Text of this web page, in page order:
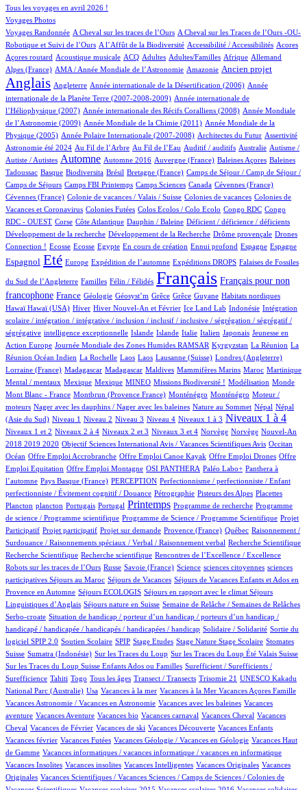
Tous les voyages en avril 2026 !
109/649
Voyages Photos
87/649
Voyages Randonnée
5/649 A Cheval sur les traces de l’Ours
4/649
A Cheval sur les Traces de l’Ours -OU-
Robotique et Suivi de l’Ours
2/649 A l’Affût de la Biodiversité
1/649 Accessibilité / Accessibilités
2/649 Acores
1/649
Açores routard
2/649 Acoustique musicale
53/649 ACQ
23/649 Adultes
19/649 Adultes/Familles
4/649 Afrique
31/649 Allemand
21/649
Alpes (France)
13/649 AMA / Année Mondiale de l’Astronomie
2/649 Amazonie
206/649 Ancien projet
510/649
Anglais
74/649 Angleterre
6/649 Année internationale de la Désertification (2006)
13/649
Année
internationale de la Planète Terre (2007-2008-2009)
4/649
Année internationale de
l’Héliophysique (2007)
1/649 Année internationale des Récifs Coralliens (2008)
13/649
Année Mondiale
de l’Astronomie (2009)
2/649 Année Mondiale de la Chimie (2011)
14/649
Année Mondiale de la
Physique (2005)
5/649 Année Polaire Internationale (2007-2008)
2/649 Architectes du Futur
1/649 Assertivité
20/649
Astronomie été 2024
15/649 Au Fil de l’Arbre
7/649 Au Fil de l’Eau
1/649 Auditif / auditifs
1/649 Australie
1/649
Autisme /
Autiste / Autistes
296/649 Automne
4/649 Automne 2016
4/649 Auvergne (France)
1/649 Baleines Açores
2/649
Baleines
Tadoussac
1/649 Basque
60/649 Biodiversita
1/649 Brésil
11/649 Bretagne (France)
54/649
Camps de Séjour / Camp de Séjour /
Camps de Séjours
2/649 Camps FBI Printemps
4/649 Camps Sciences
5/649 Canada
2/649 Cévennes (France)
1/649
Cévennes (France)
1/649 Colonie de vacances / Valais / Suisse
3/649 Colonies de vacances
4/649
Colonies de
Vacances et Coronavirus
1/649 Colonies Futées
1/649 Colos Ecolos / Colo Ecolo
1/649 Congo RDC
4/649
Congo
RDC - OUEST
1/649 Corse
12/649 Côte Atlantique
1/649 Dauphin / Baleine
1/649 Déficient / déficience / déficients
1/649
Développement de la recherche
1/649 Développement de la Recherche
1/649 Drôme provençale
12/649
Drones
Connection !
1/649 Ecosse
1/649 Ecosse
2/649 Egypte
10/649 En cours de création
1/649 Ennui profond
29/649 Espagne
17/649 Espagne
182/649
Espagnol
474/649 Eté
10/649 Europe
77/649 Expédition de l’automne
124/649 Expéditions DROPS
4/649 Falaises de Fossiles
du Sud de l’Angleterre Familles Félin / Félidés Français Français pour non
francophone
196/649 France
22/649 Géologie
1/649 Géosyst’m
1/649 Grêce
1/649 Grêce
1/649 Guyane
4/649 Habitats nordiques
1/649
Hawaï
1/649Hawaï (USA)
119/649 Hiver
21/649 Hiver Nouvel-An et Février
7/649 Ice Land Lab
2/649 Indonésie
1/649
Intégration
scolaire / intégration / intégrative / inclusion / inclusif / inclusive / ségrégation / ségrégatif /
ségrégative
1/649 intelligence exceptionnelle
8/649 Islande
7/649 Islande
1/649 Italie
37/649 Italien
4/649 Japonais
2/649
Jeunesse en
Action Europe
5/649 Journée Mondiale des Zones Humides RAMSAR
54/649 Kyrgyzstan
6/649 La Réunion
5/649
La
Réunion Océan Indien
1/649 La Rochelle
2/649 Laos
2/649 Laos
2/649 Lausanne (Suisse)
70/649 Londres (Angleterre)
1/649
Lorraine (France)
5/649 Madagascar
5/649 Madagascar
2/649 Maldives
1/649 Mammifères Marins
6/649 Maroc
14/649 Martinique
1/649
Mental / mentaux
1/649 Mexique
1/649 Mexique
16/649 MINEO
28/649 Missions Biodiversité !
1/649 Modélisation
3/649 Monde
1/649
Mont Blanc - France
5/649 Montbrun (Provence France)
5/649 Monténégro
5/649 Monténégro
1/649
Moteur /
moteurs
1/649 Nager avec les dauphins / Nager avec les baleines
3/649 Nature au Sommet
8/649 Népal
8/649
Népal
(Asie du Sud)
9/649 Niveau 1
10/649 Niveau 2
9/649 Niveau 3
66/649 Niveau 4
57/649 Niveaux 1 à 3
300/649 Niveaux 1 à 4
10/649
Niveaux 1 et 2
46/649 Niveaux 2 à 4
5/649 Niveaux 2 et 3
118/649 Niveaux 3 et 4
2/649 Norvège
2/649 Norvège
18/649
Nouvel-An
2018 2019 2020
1/649 Objectif Sciences International Avis / Vacances Scientifiques Avis
6/649 Occitan
91/649
Océan
1/649Offre Emploi Accrobranche
1/649 Offre Emploi Canoe Kayak
1/649 Offre Emploi Drones
1/649
Offre
Emploi Equitation
1/649 Offre Emploi Montagne
58/649 OSI PANTHERA
49/649 Paléo Labo+
57/649
Panthera à
l’automne
4/649 Pays Basque (France)
28/649 PERCEPTION
1/649
Perfectionnisme / perfectionniste / Enfant
perfectionniste / Évitement cognitif / Douance
1/649 Pétrographie
10/649 Pisteurs des Alpes
3/649 Placettes
1/649
Plancton
1/649 plancton
8/649 Portugais
1/649 Portugal
294/649 Printemps
1/649 Programme de recherche
1/649
Programme
de science / Programme scientifique
2/649 Programme de Science / Programme Scientifique
1/649
Projet
Participatif
1/649 Projet participatif
12/649 Projet sur demande
41/649 Provence (France)
3/649 Québec
1/649
Raisonnement /
Surdouance / Raisonnements spéciaux / Verbal / Raisonnement verbal
1/649 Recherche Scientifique
1/649
Recherche Scientifique
1/649 Recherche scientifique
1/649 Rencontres de l’Excellence / Excellence
3/649
Robots sur les traces de l’Ours
54/649 Russe
3/649 Savoie (France)
2/649 Science
1/649 sciences citoyennes
1/649
sciences
participatives
1/649 Séjours au Maroc
53/649 Séjours de Vacances
32/649
Séjours de Vacances Enfants et Ados en
Provence en Automne
3/649 Séjours ECOLOGIS
12/649 Séjours en rapport avec le climat
78/649
Séjours
Linguistiques d’Anglais
10/649 Séjours nature en Suisse
53/649 Semaine de Relâche / Semaines de Relâches
5/649
Serbo-croate
1/649
Situation de handicap / porteur d’un handicap / porteurs d’un handicap /
handicapé / handicapée / handicapés / handicapées / handicap
2/649 Solidaire / Solidarité
4/649
Sortie du
logiciel SPIP 2.0
27/649 Soutien Scolaire
4/649 SPIP
1/649 Stage Etudes
1/649 Stage Nature
2/649 Stage Scolaire
1/649 Stomates
98/649
Suisse
14/649Sumatra (Indonésie)
2/649 Sur les Traces du Loup
4/649 Sur les Traces du Loup Été Valais Suisse
3/649
Sur les Traces du Loup Suisse Enfants Ados ou Familles
1/649
Surefficient / Surefficients /
Surefficience
12/649 Tahiti
6/649 Togo
10/649 Tous les âges
53/649 Transect / Transects
1/649 Trisomie 21
1/649
UNESCO Kakadu
National Parc (Australie)
7/649 Usa
1/649 Vacances à la mer
1/649 Vacances à la Mer
1/649 Vacances Açores Famille
20/649
Vacances Astronomie / Vacances en Astronomie
1/649 Vacances avec les baleines
1/649
Vacances
aventure
2/649 Vacances Aventure
1/649 Vacances bio
1/649 Vacances carnaval
60/649 Vacances Cheval
1/649
Vacances
Cheval
20/649Vacances de Février
1/649 Vacances de ski
1/649 Vacances Découverte
19/649 Vacances Enfants
1/649
Vacances février
2/649 Vacances Futées
9/649 Vacances Géologie / Vacances en Géologie
1/649
Vacances Haut
de Gamme
1/649 Vacances informatiques / vacances informatique / vacances en informatique
1/649
Vacances Insolites
1/649 Vacances insolites
1/649 Vacances Intelligentes
2/649 Vacances Originales
1/649
Vacances
Originales
2/649
Vacances Scientifiques / Vacances Sciences / Camps de Sciences / Colonies de